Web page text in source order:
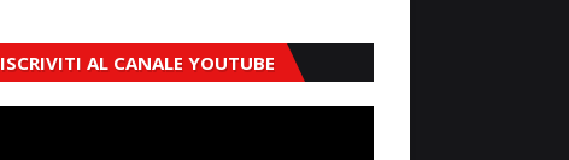
ISCRIVITI AL CANALE YOUTUBE